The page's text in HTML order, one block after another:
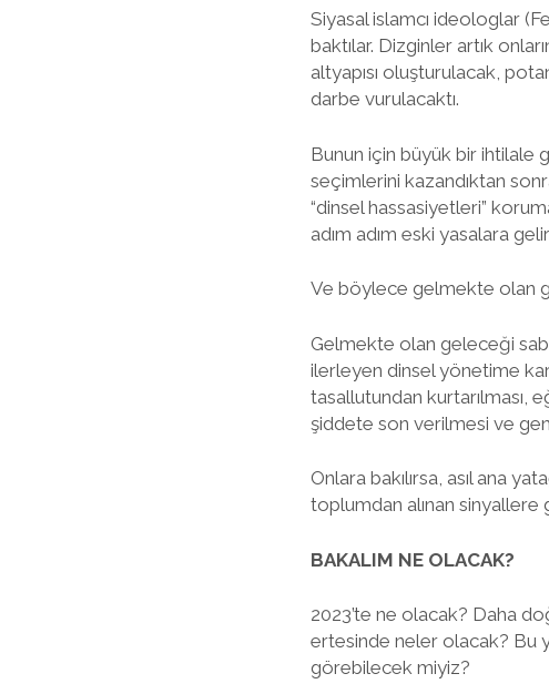
Siyasal islamcı ideologlar
baktılar. Dizginler artık
altyapısı oluşturulacak,
darbe vurulacaktı.
Bunun için büyük bir ihtilale
seçimlerini kazandıktan
“dinsel hassasiyetleri”
adım adım eski yasalara
Ve böylece gelmekte olan
Gelmekte olan geleceği
ilerleyen dinsel yönetime
tasallutundan kurtarılması,
şiddete son verilmesi ve
Onlara bakılırsa, asıl ana
toplumdan alınan
BAKALIM NE OLACAK?
2023’te ne olacak? Daha
ertesinde neler olacak? Bu
görebilecek miyiz?